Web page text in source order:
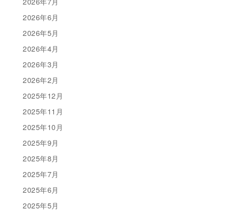
2026年6月
2026年5月
2026年4月
2026年3月
2026年2月
2025年12月
2025年11月
2025年10月
2025年9月
2025年8月
2025年7月
2025年6月
2025年5月